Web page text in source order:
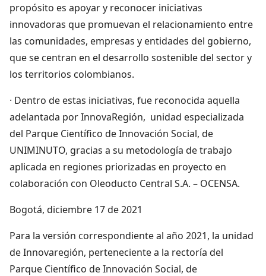
propósito es apoyar y reconocer iniciativas
innovadoras que promuevan el relacionamiento entre
las comunidades, empresas y entidades del gobierno,
que se centran en el desarrollo sostenible del sector y
los territorios colombianos.
· Dentro de estas iniciativas, fue reconocida aquella
adelantada por InnovaRegión, unidad especializada
del Parque Científico de Innovación Social, de
UNIMINUTO, gracias a su metodología de trabajo
aplicada en regiones priorizadas en proyecto en
colaboración con Oleoducto Central S.A. – OCENSA.
Bogotá, diciembre 17 de 2021
Para la versión correspondiente al año 2021, la unidad
de Innovaregión, perteneciente a la rectoría del
Parque Científico de Innovación Social, de